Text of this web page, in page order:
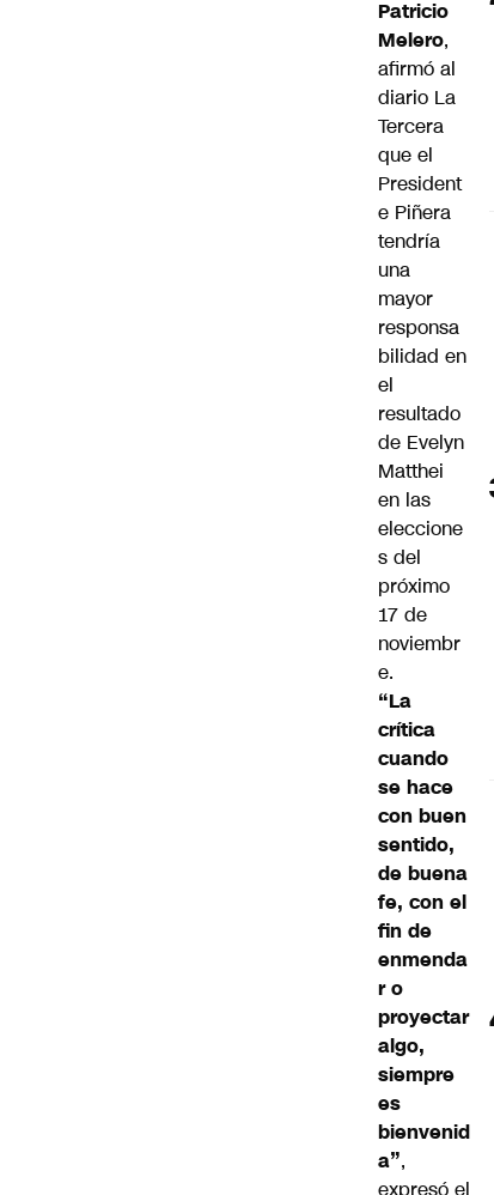
Patricio
Melero,
afirmó al
diario La
Tercera
que el
President
e Piñera
tendría
una
mayor
responsa
bilidad en
el
resultado
de Evelyn
Matthei
en las
eleccione
s del
próximo
17 de
noviembr
e.
“La
crítica
cuando
se hace
con buen
sentido,
de buena
fe, con el
fin de
enmenda
r o
proyectar
algo,
siempre
es
bienvenid
a”,
expresó el